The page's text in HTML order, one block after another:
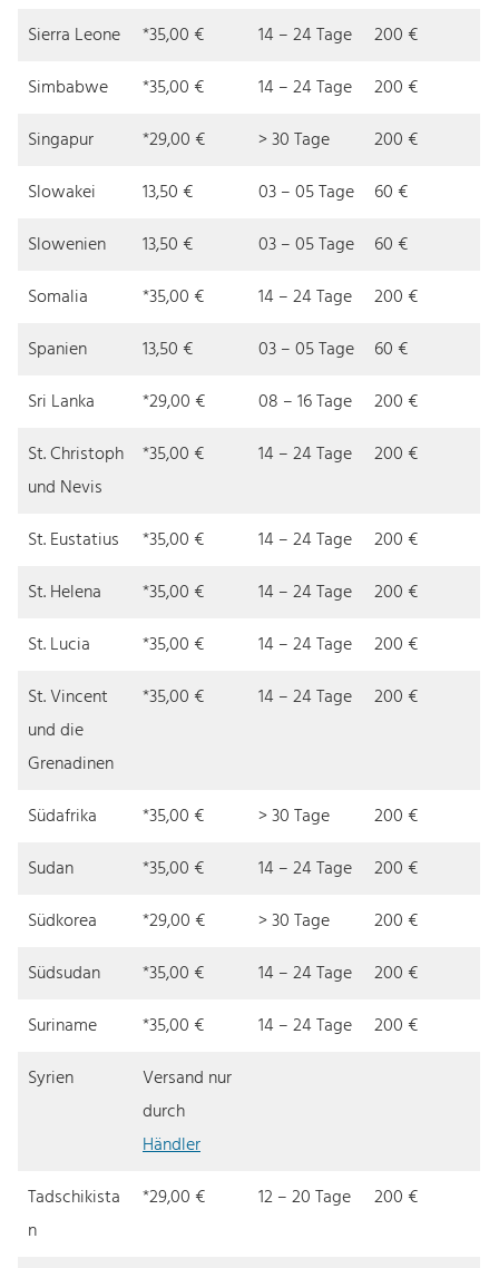
Sierra Leone
*35,00 € 14 – 24 Tage
200 €
Simbabwe
*35,00 € 14 – 24 Tage
200 €
Singapur
*29,00 € > 30 Tage
200 €
Slowakei
13,50 € 03 – 05 Tage
60 €
Slowenien
13,50 € 03 – 05 Tage
60 €
Somalia
*35,00 € 14 – 24 Tage
200 €
Spanien
13,50 € 03 – 05 Tage
60 €
Sri Lanka
*29,00 € 08 – 16 Tage
200 €
St. Christoph
und Nevis
*35,00 € 14 – 24 Tage 200 €
St. Eustatius *35,00 € 14 – 24 Tage
200 €
St. Helena
*35,00 € 14 – 24 Tage
200 €
St. Lucia
*35,00 € 14 – 24 Tage
200 €
St. Vincent
und die
Grenadinen
*35,00 € 14 – 24 Tage 200 €
Südafrika *35,00 € > 30 Tage
200 €
Sudan
*35,00 € 14 – 24 Tage
200 €
Südkorea
*29,00 € > 30 Tage
200 €
Südsudan
*35,00 € 14 – 24 Tage
200 €
Suriname
*35,00 € 14 – 24 Tage
200 €
Syrien
Versand nur
durch
Händler
Tadschikista
n
*29,00 € 12 – 20 Tage 200 €